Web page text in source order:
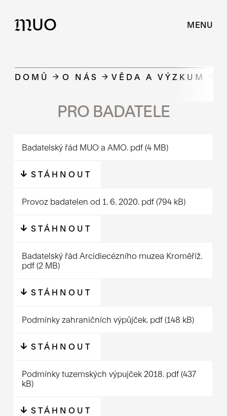
MUO MENU
DOMŮ O NÁS VĚDA A VÝZKUM
PRO BADATELE
Badatelský řád MUO a AMO. pdf (4 MB)
STÁHNOUT
Provoz badatelen od 1. 6. 2020. pdf (794 kB)
STÁHNOUT
Badatelský řád Arcidiecézního muzea Kroměříž.
pdf (2 MB)
STÁHNOUT
Podmínky zahraničních výpůjček. pdf (148 kB)
STÁHNOUT
Podmínky tuzemských výpujček 2018. pdf (437
kB)
STÁHNOUT